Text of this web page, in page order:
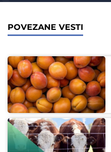
POVEZANE VESTI